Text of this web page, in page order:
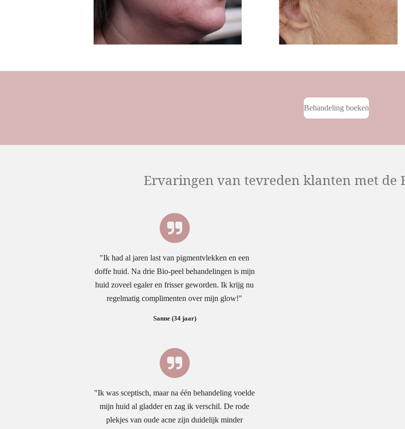
Behandeling boeken
Ervaringen van tevreden klanten met de
"Ik had al jaren last van pigmentvlekken en een
doffe huid. Na drie Bio-peel behandelingen is mijn
huid zoveel egaler en frisser geworden. Ik krijg nu
regelmatig complimenten over mijn glow!"
Sanne (34 jaar)
"Ik was sceptisch, maar na één behandeling voelde
mijn huid al gladder en zag ik verschil. De rode
plekjes van oude acne zijn duidelijk minder